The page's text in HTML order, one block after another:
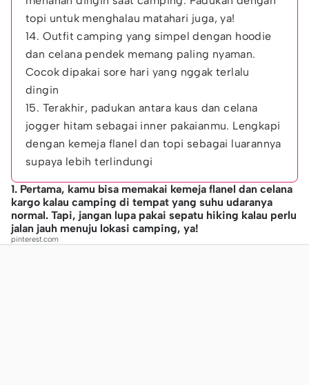
topi untuk menghalau matahari juga, ya!
14. Outfit camping yang simpel dengan hoodie
dan celana pendek memang paling nyaman.
Cocok dipakai sore hari yang nggak terlalu
dingin
15. Terakhir, padukan antara kaus dan celana
jogger hitam sebagai inner pakaianmu. Lengkapi
dengan kemeja flanel dan topi sebagai luarannya
supaya lebih terlindungi
1. Pertama, kamu bisa memakai kemeja flanel dan celana
kargo kalau camping di tempat yang suhu udaranya
normal. Tapi, jangan lupa pakai sepatu hiking kalau perlu
jalan jauh menuju lokasi camping, ya!
pinterest.com